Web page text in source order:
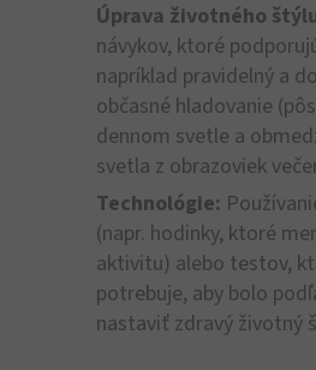
Úprava životného
návykov, ktoré
napríklad pravidelný a
občasné hladovanie
dennom svetle a
svetla z obrazoviek
Technológie:
(napr. hodinky, ktoré
aktivitu) alebo testov,
potrebuje, aby bolo
nastaviť zdravý životný